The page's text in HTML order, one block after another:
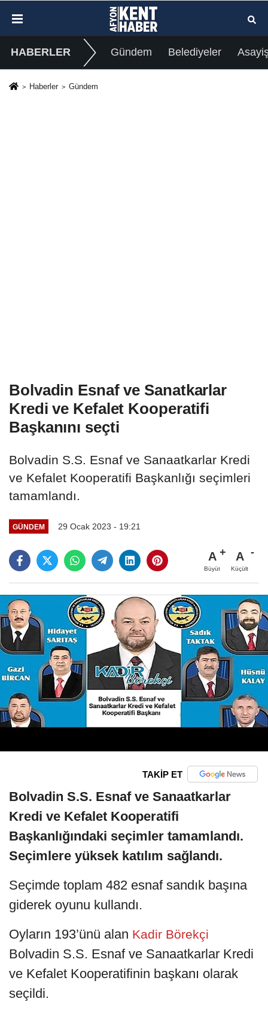
HABERLER Gündem Belediyeler
Haberler Gündem
Bolvadin Esnaf ve Sanatkarlar
Kredi ve Kefalet Kooperatifi
Başkanını seçti
Bolvadin S.S. Esnaf ve Sanaatkarlar Kredi
ve Kefalet Kooperatifi Başkanlığı seçimleri
tamamlandı.
GÜNDEM 29 Ocak 2023 - 19:21
A
Büyüt
A
Küçült
TAKİP ET
Bolvadin S.S. Esnaf ve Sanaatkarlar
Kredi ve Kefalet Kooperatifi
Başkanlığındaki seçimler tamamlandı.
Seçimlere yüksek katılım sağlandı.
Seçimde toplam 482 esnaf sandık başına
giderek oyunu kullandı.
Oyların 193’ünü alan Kadir Börekçi
Bolvadin S.S. Esnaf ve Sanaatkarlar Kredi
ve Kefalet Kooperatifinin başkanı olarak
seçildi.